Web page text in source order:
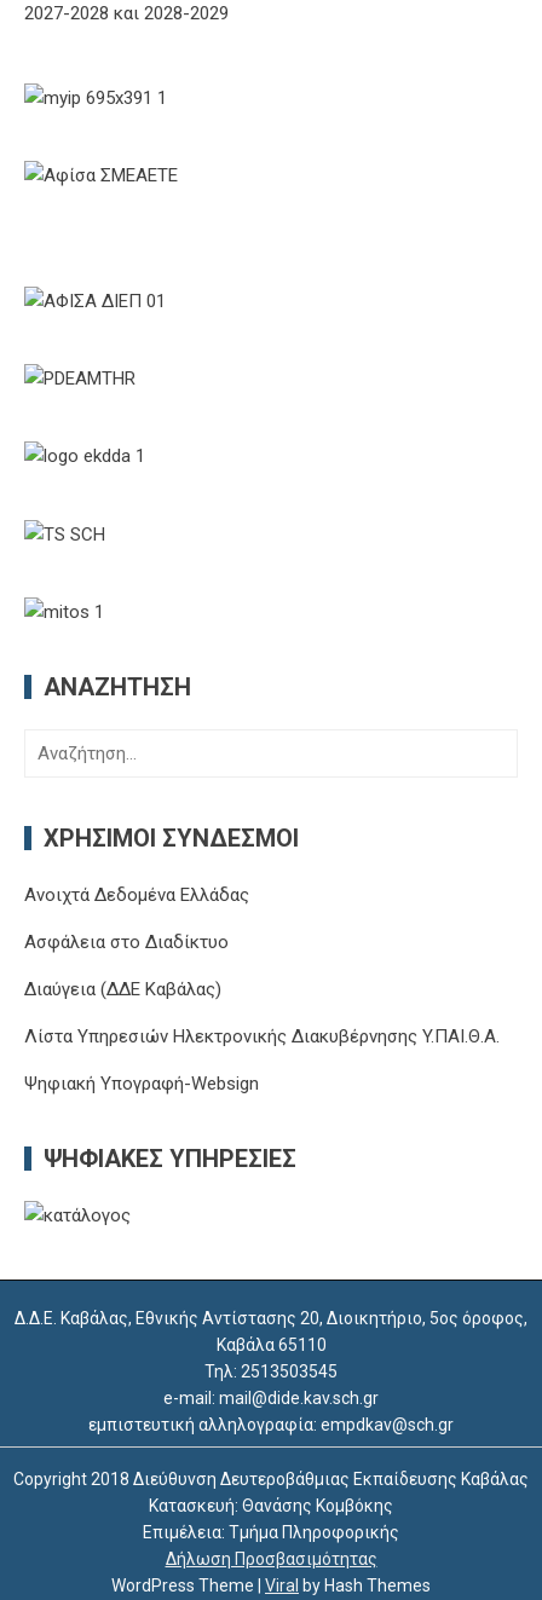
2027-2028 και 2028-2029
ΑΝΑΖΉΤΗΣΗ
Αναζήτηση
ΧΡΉΣΙΜΟΙ ΣΎΝΔΕΣΜΟΙ
Ανοιχτά Δεδομένα Ελλάδας
Ασφάλεια στο Διαδίκτυο
Διαύγεια (ΔΔΕ Καβάλας)
Λίστα Υπηρεσιών Ηλεκτρονικής Διακυβέρνησης Y.ΠΑΙ.Θ.Α.
Ψηφιακή Υπογραφή-Websign
ΨΗΦΙΑΚΈΣ ΥΠΗΡΕΣΊΕΣ
Δ.Δ.Ε. Καβάλας, Εθνικής Αντίστασης 20, Διοικητήριο, 5ος όροφος,
Καβάλα 65110
Τηλ: 2513503545
e-mail: mail@dide.kav.sch.gr
εμπιστευτική αλληλογραφία: empdkav@sch.gr
Copyright 2018 Διεύθυνση Δευτεροβάθμιας Εκπαίδευσης Καβάλας
Κατασκευή: Θανάσης Κομβόκης
Επιμέλεια: Τμήμα Πληροφορικής
Δήλωση Προσβασιμότητας
WordPress Theme
Viral by Hash Themes